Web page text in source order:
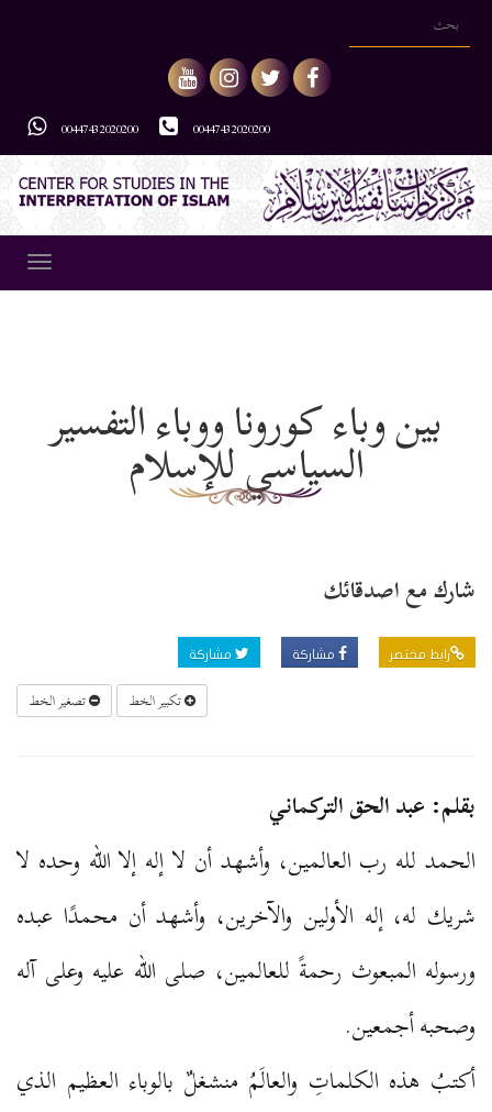
00447432020200 00447432020200
بين وباء كورونا ووباء التفسير
السياسي للإسلام
شارك مع اصدقائك
رابط مختصر مشاركة مشاركة
تكبير الخط تصغير الخط
بقلم: عبد الحق التركماني
الحمد لله رب العالمين، وأشهد أن لا إله إلا الله وحده لا
شريك له، إله الأولين والآخرين، وأشهد أن محمدًا عبده
ورسوله المبعوث رحمةً للعالمين، صلى الله عليه وعلى آله
وصحبه أجمعين.
أكتبُ هذه الكلماتِ والعالَمُ منشغلٌ بالوباء العظيم الذي